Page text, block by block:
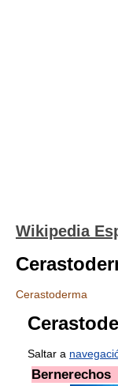
Wikipedia
Cerastoderma
Saltar a
Bernerechos